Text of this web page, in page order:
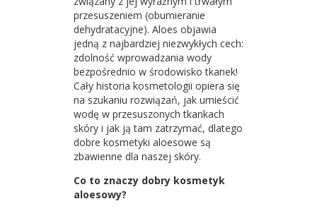
przesuszeniem (obumieranie
dehydratacyjne). Aloes objawia
jedną z najbardziej niezwykłych cech:
zdolność wprowadzania wody
bezpośrednio w środowisko tkanek!
Cały historia kosmetologii opiera się
na szukaniu rozwiązań, jak umieścić
wodę w przesuszonych tkankach
skóry i jak ją tam zatrzymać, dlatego
dobre kosmetyki aloesowe są
zbawienne dla naszej skóry.
Co to znaczy dobry kosmetyk
aloesowy?